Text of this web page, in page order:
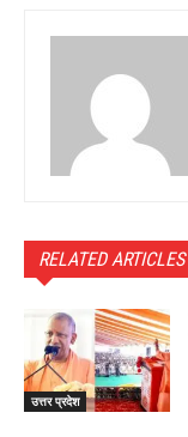
RELATED ARTICLES
उत्तर प्रदेश